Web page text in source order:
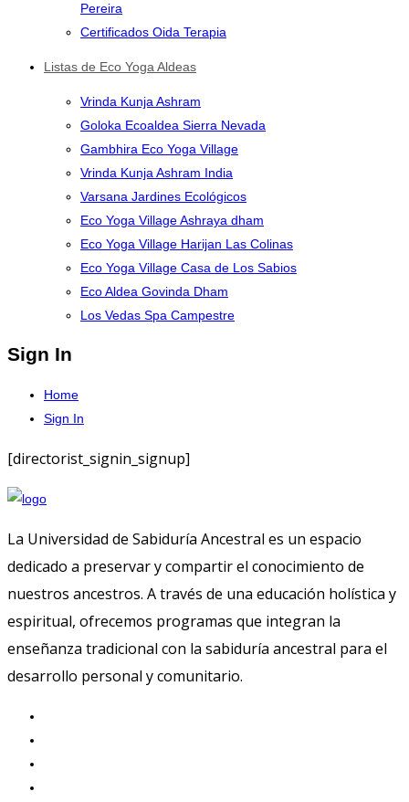
Pereira
Certificados Oida Terapia
Listas de Eco Yoga Aldeas
Vrinda Kunja Ashram
Goloka Ecoaldea Sierra Nevada
Gambhira Eco Yoga Village
Vrinda Kunja Ashram India
Varsana Jardines Ecológicos
Eco Yoga Village Ashraya dham
Eco Yoga Village Harijan Las Colinas
Eco Yoga Village Casa de Los Sabios
Eco Aldea Govinda Dham
Los Vedas Spa Campestre
Sign In
Home
Sign In
[directorist_signin_signup]
La Universidad de Sabiduría Ancestral es un espacio
dedicado a preservar y compartir el conocimiento de
nuestros ancestros. A través de una educación holística y
espiritual, ofrecemos programas que integran la
enseñanza tradicional con la sabiduría ancestral para el
desarrollo personal y comunitario.